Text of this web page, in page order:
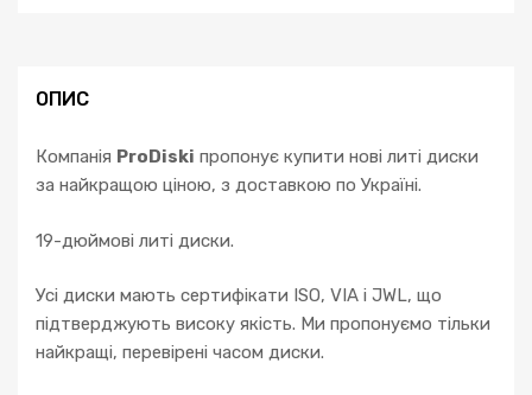
SL
кількість
ОПИС
Компанія ProDiski пропонує купити нові литі диски
за найкращою ціною, з доставкою по Україні.
19-дюймові литі диски.
Усі диски мають сертифікати ISO, VIA і JWL, що
підтверджують високу якість. Ми пропонуємо тільки
найкращі, перевірені часом диски.